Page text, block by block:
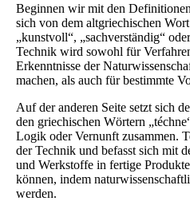
Beginnen wir mit den
sich von dem altgriechischen
„kunstvoll“, „sachverständig“
Technik wird sowohl für
Erkenntnisse der
machen, als auch für bestimmte
Auf der anderen Seite setzt sich
den griechischen Wörtern
Logik oder Vernunft zusammen.
der Technik und befasst sich mit
und Werkstoffe in fertige
können, indem
werden.